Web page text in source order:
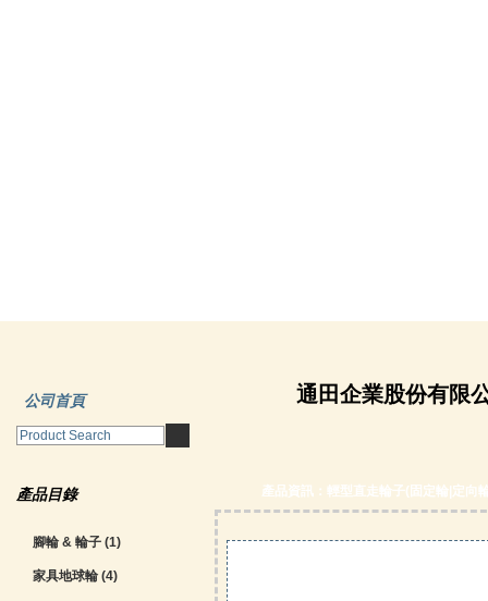
公司首頁
產品目錄
腳輪 & 輪子 (1)
家具地球輪 (4)
通田企業股份有限
產品資訊：輕型直走輪子(固定輪|定